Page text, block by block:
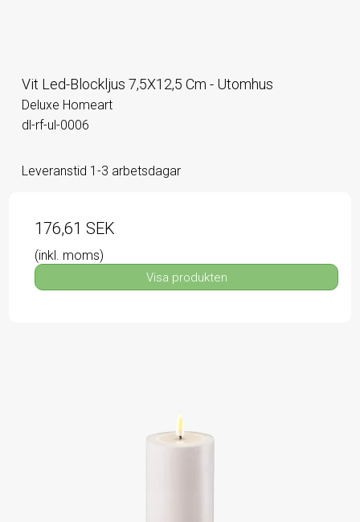
Vit Led-Blockljus 7,5X12,5 Cm - Utomhus
Deluxe Homeart
dl-rf-ul-0006
Leveranstid 1-3 arbetsdagar
176,61 SEK
(inkl. moms)
Visa produkten